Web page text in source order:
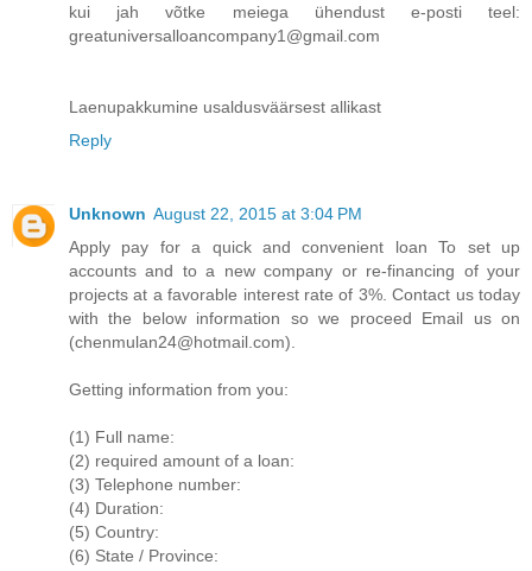
kui jah võtke meiega ühendust e-posti teel:
greatuniversalloancompany1@gmail.com
Laenupakkumine usaldusväärsest allikast
Reply
Unknown August 22, 2015 at 3:04 PM
Apply pay for a quick and convenient loan To set up
accounts and to a new company or re-financing of your
projects at a favorable interest rate of 3%. Contact us today
with the below information so we proceed Email us on
(chenmulan24@hotmail.com).
Getting information from you:
(1) Full name:
(2) required amount of a loan:
(3) Telephone number:
(4) Duration:
(5) Country:
(6) State / Province: